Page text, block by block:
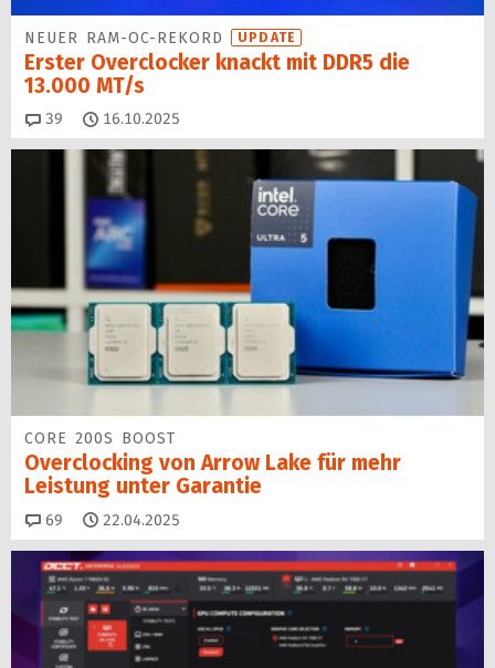
NEUER RAM-OC-REKORD UPDATE
Erster Overclocker knackt mit DDR5 die
13.000 MT/s
39 Kommentare
16.10.2025
CORE 200S BOOST
Overclocking von Arrow Lake für mehr
Leistung unter Garantie
69 Kommentare
22.04.2025